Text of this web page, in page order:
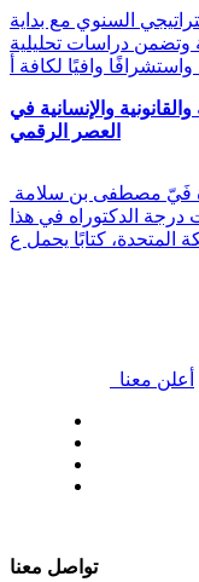
السنوي مع بداية
وتضمن دراسات تحليلية
وافيًا لكافة أ
والإنسانية في
العصر الرقمي
درجة الدكتوراه في هذا
كتابًا يحمل ع
أعلن معنا
تواصل معنا